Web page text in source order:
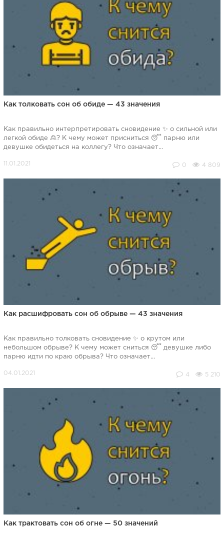
Как толковать сон об обиде — 43 значения
Как правильно интерпретировать сновидение ✨ о сильной или
легкой обиде 🙎? К чему может присниться 😴 парню или
девушке обидеться на коллегу? Что означает...
0 4 809
Как расшифровать сон об обрыве — 43 значения
Как правильно толковать сновидение ✨ о крутом или
небольшом обрыве? К чему может сниться 😴 девушке либо
парню идти по краю обрыва? Что означает...
4 5 210
Как трактовать сон об огне — 50 значений